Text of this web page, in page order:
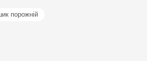
порожній